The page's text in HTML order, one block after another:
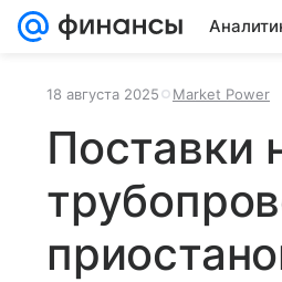
18 августа 2025 Market Power
Поставки